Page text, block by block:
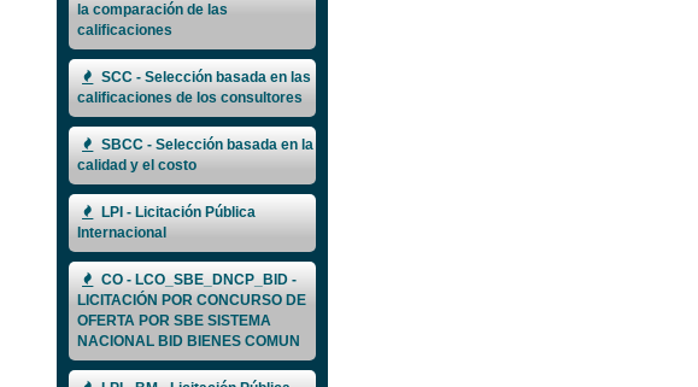
la comparación de las
calificaciones
SCC - Selección basada en las
calificaciones de los consultores
SBCC - Selección basada en la
calidad y el costo
LPI - Licitación Pública
Internacional
CO - LCO_SBE_DNCP_BID -
LICITACIÓN POR CONCURSO DE
OFERTA POR SBE SISTEMA
NACIONAL BID BIENES COMUN